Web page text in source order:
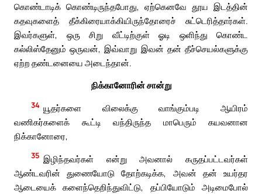
கொண்டாடிக் கொண்டிருந்தபோது, ஏற்கெனவே தூய இடத்தின்
கதவுகளைத் தீக்கிரையாக்கியிருந்தோரைச் சுட்டெரித்தார்கள்.
இவர்களுள், ஒரு சிறு வீட்டிற்குள் ஓடி ஒளிந்து கொண்ட
கல்லிஸ்தேனும் ஒருவன், இவ்வாறு இவன் தன் தீச்செயல்களுக்கு
ஏற்ற தண்டனையை அடைந்தான்.
நிக்கானோரின் சான்று
34 யூதர்களை விலைக்கு வாங்கும்படி ஆயிரம்
வணிகர்களைக் கூட்டி வந்திருந்த மாபெரும் கயவனான
நிக்கானோரை,
35 இழிந்தவர்கள் என்று அவனால் கருதப்பட்டவர்கள்
ஆண்டவரின் துணையோடு தோற்கடிக்க, அவன் தன் உயர்தர
ஆடையைக் களைந்தெறிந்துவிட்டு, தப்பியோடும் அடிமைபோல்